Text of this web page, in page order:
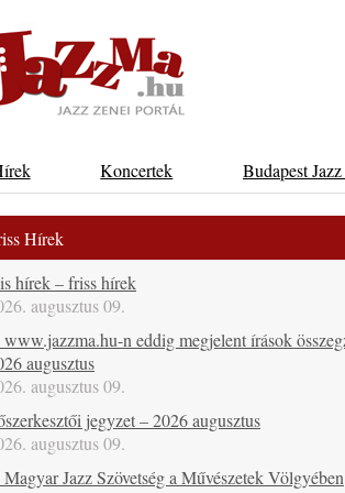
Koncertek Budapest
Hírek
hírek – friss hírek
augusztus 09.
n eddig megjelent írások
augusztus
augusztus 09.
jegyzet – 2026 augusztus
augusztus 09.
Jazz Szövetség a Művészetek Völgyében